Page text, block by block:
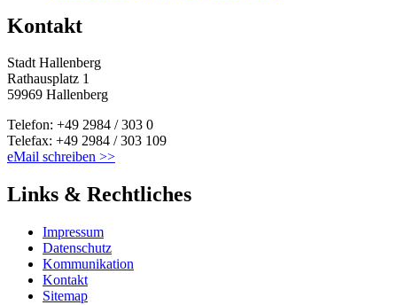
Kontakt
Stadt Hallenberg
Rathausplatz 1
59969 Hallenberg
Telefon: +49 2984 / 303 0
Telefax: +49 2984 / 303 109
eMail schreiben >>
Links & Rechtliches
Impressum
Datenschutz
Kommunikation
Kontakt
Sitemap